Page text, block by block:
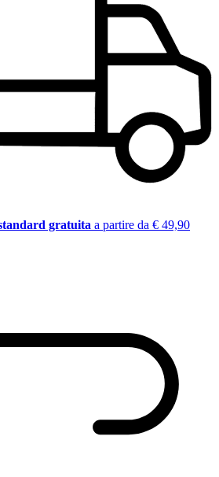
gratuita a partire da € 49,90